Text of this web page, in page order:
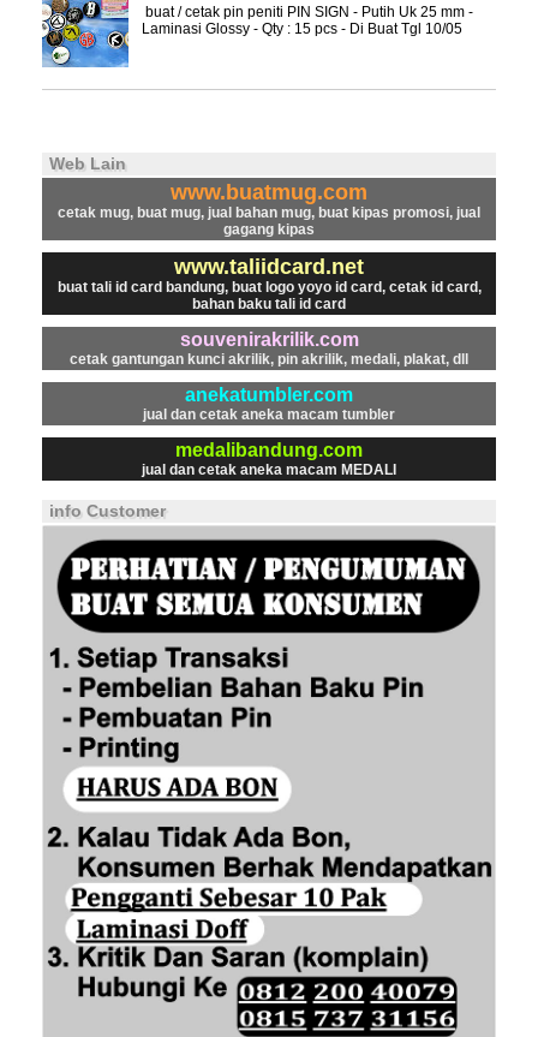
buat / cetak pin peniti PIN SIGN - Putih Uk 25 mm -
Laminasi Glossy - Qty : 15 pcs - Di Buat Tgl 10/05
Web Lain
www.buatmug.com
cetak mug, buat mug, jual bahan mug, buat kipas promosi, jual
gagang kipas
www.taliidcard.net
buat tali id card bandung, buat logo yoyo id card, cetak id card,
bahan baku tali id card
souvenirakrilik.com
cetak gantungan kunci akrilik, pin akrilik, medali, plakat, dll
anekatumbler.com
jual dan cetak aneka macam tumbler
medalibandung.com
jual dan cetak aneka macam MEDALI
info Customer